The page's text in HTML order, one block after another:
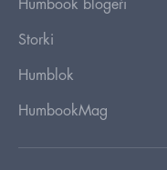
Humbook blogeři
Storki
Humblok
HumbookMag